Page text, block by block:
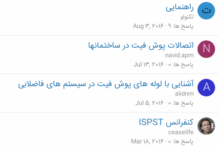
ت راهنمایی
تکنولو
پاسخ ها 9
Aug 3, 2016
N اتصالات پوش فیت در ساختمانها
navid.apm
پاسخ ها 0
Jul 13, 2016
A آشنایی با لوله های پوش فیت در سیستم های فاضلابی
alidnm
پاسخ ها 0
Jul 5, 2016
کنفرانس ISPST
ceaselife
پاسخ ها 0
Mar 18, 2016